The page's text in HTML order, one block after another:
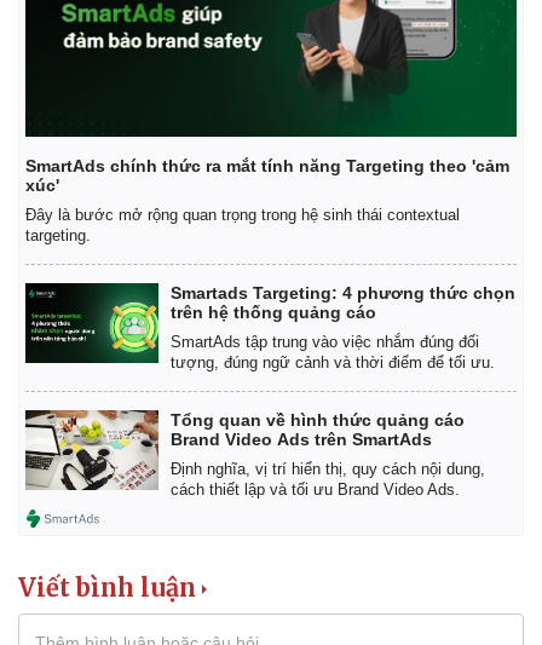
SmartAds chính thức ra mắt tính năng Targeting theo 'cảm
xúc'
Đây là bước mở rộng quan trọng trong hệ sinh thái contextual
targeting.
Smartads Targeting: 4 phương thức chọn
trên hệ thống quảng cáo
SmartAds tập trung vào việc nhắm đúng đối
tượng, đúng ngữ cảnh và thời điểm để tối ưu.
Tổng quan về hình thức quảng cáo
Brand Video Ads trên SmartAds
Định nghĩa, vị trí hiển thị, quy cách nội dung,
cách thiết lập và tối ưu Brand Video Ads.
Viết bình luận